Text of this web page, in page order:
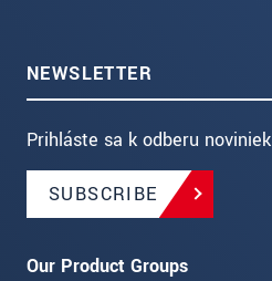
NEWSLETTER
Prihláste sa k odberu noviniek
SUBSCRIBE
Our Product Groups